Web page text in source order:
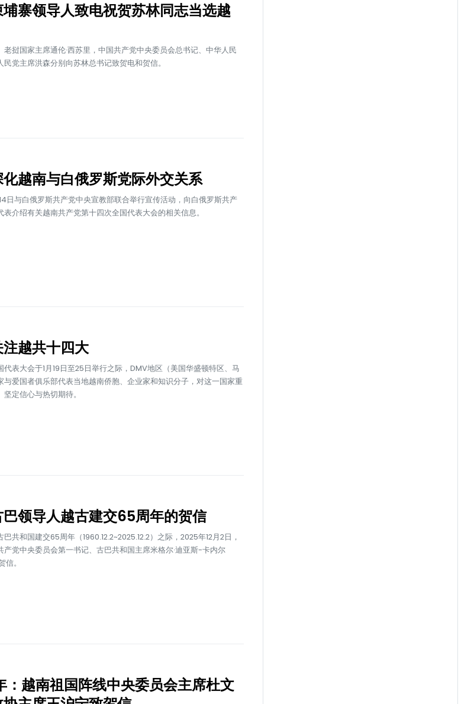
寨领导人致电祝贺苏林同志当选越
挝国家主席通伦·西苏里，中国共产党中央委员会总书记、中华人民
党主席洪森分别向苏林总书记致贺电和贺信。
越南与白俄罗斯党际外交关系
日与白俄罗斯共产党中央宣教部联合举行宣传活动，向白俄罗斯共产
介绍有关越南共产党第十四次全国代表大会的相关信息。
越共十四大
表大会于1月19日至25日举行之际，DMV地区（美国华盛顿特区、马
爱国者俱乐部代表当地越南侨胞、企业家和知识分子，对这一国家重
定信心与热切期待。
领导人越古建交65周年的贺信
共和国建交65周年（1960.12.2~2025.12.2）之际，2025年12月2日，
产党中央委员会第一书记、古巴共和国主席米格尔·迪亚斯-卡内尔
。
：越南祖国阵线中央委员会主席杜文